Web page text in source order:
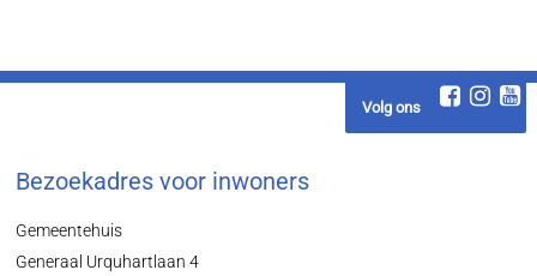
Volg ons
Bezoekadres voor inwoners
Gemeentehuis
Generaal Urquhartlaan 4